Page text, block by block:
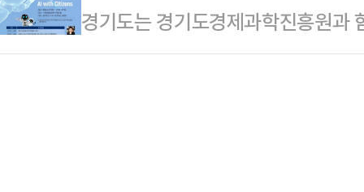
사례 발표를 통해 품질혁신 주역들
올해에는 산업통상자원부 국가기
이다. 시군별 발전 비전을 제시하고
하는 등 경기북부발전에 대한 시군
경기도는 경기도경제과학진흥원
AI 리터러시(인공지능 문해력) 교